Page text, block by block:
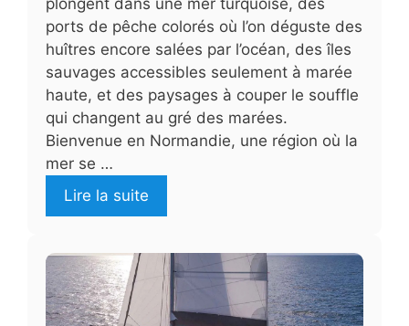
plongent dans une mer turquoise, des
ports de pêche colorés où l’on déguste des
huîtres encore salées par l’océan, des îles
sauvages accessibles seulement à marée
haute, et des paysages à couper le souffle
qui changent au gré des marées.
Bienvenue en Normandie, une région où la
mer se …
Lire la suite